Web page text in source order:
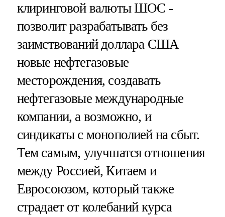
клиринговой валюты ШОС -
позволит разрабатывать без
заимствований доллара США
новые нефтегазовые
месторождения, создавать
нефтегазовые международные
компании, а возможно, и
синдикаты с монополией на сбыт.
Тем самым, улучшатся отношения
между Россией, Китаем и
Евросоюзом, который также
страдает от колебаний курса